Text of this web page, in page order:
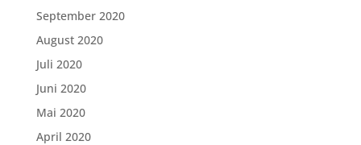
September 2020
August 2020
Juli 2020
Juni 2020
Mai 2020
April 2020